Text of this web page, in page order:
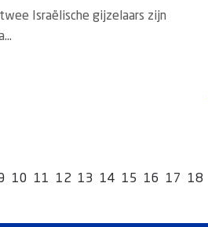
Israëlische gijzelaars zijn
10 11 12 13 14 15 16 17 18